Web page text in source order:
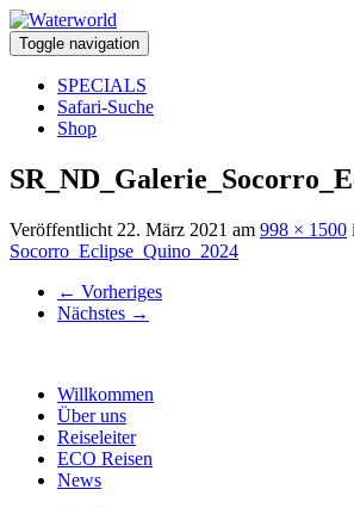
Toggle navigation
SPECIALS
Safari-Suche
Shop
Veröffentlicht 22. März 2021 am 998 × 1500
Socorro_Eclipse_Quino_2024
← Vorheriges
Nächstes →
Willkommen
Über uns
Reiseleiter
ECO Reisen
News